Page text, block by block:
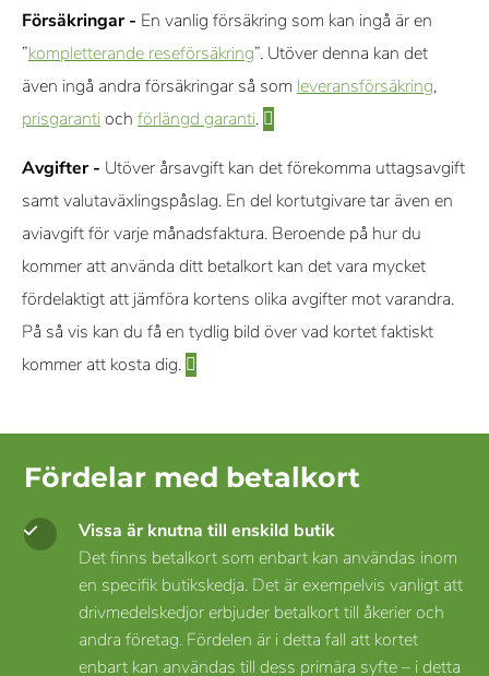
Försäkringar - En vanlig försäkring som kan ingå är en
”kompletterande reseförsäkring”. Utöver denna kan det
även ingå andra försäkringar så som leveransförsäkring,
prisgarantioch förlängd garanti.
Avgifter - Utöver årsavgift kan det förekomma uttagsavgift
samt valutaväxlingspåslag. En del kortutgivare tar även en
aviavgift för varje månadsfaktura. Beroende på hur du
kommer att använda ditt betalkort kan det vara mycket
fördelaktigt att jämföra kortens olika avgifter mot varandra.
På så vis kan du få en tydlig bild över vad kortet faktiskt
kommer att kosta dig.
Fördelar med betalkort
Vissa är knutna till enskild butik
Det finns betalkort som enbart kan användas inom
en specifik butikskedja. Det är exempelvis vanligt att
drivmedelskedjor erbjuder betalkort till åkerier och
andra företag. Fördelen är i detta fall att kortet
enbart kan användas till dess primära syfte – i detta